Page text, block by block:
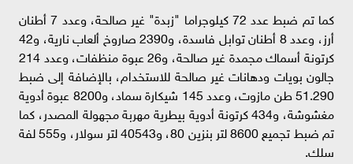
كما تم ضبط عدد 72 كيلوجراما "زبدة" غير صالحة، وعدد 7 أطنان
أرز، وعدد 8 أطنان توابل فاسدة، و2390 صاروخ ألعاب نارية، و42
كرتونة أسماك مجمدة غير صالحة، و26 عبوة منظفات، وعدد 214
جالون بويات ودهانات غير صالحة للاستخدام، بالإضافة إلى ضبط
51.290 طن مازوت، وعدد 145 شيكارة سماد، و8200 عبوة أدوية
مغشوشة، و434 كرتونة أدوية بيطرية مهربة مجهولة المصدر، كما
تم ضبط تجميع 8600 لتر بنزين 80، و40543 لتر سولار، و555 لفة
سلك.